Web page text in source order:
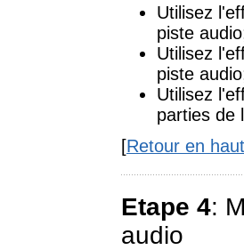
Utilisez
piste
Utilisez
piste
Utilisez
parties de
[Retour en haut
Etape 4:
audio